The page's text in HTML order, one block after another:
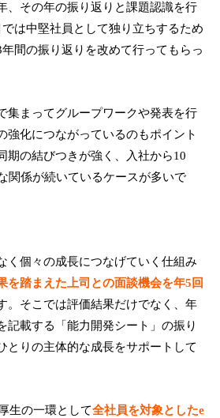
、その年の振り返りと課題認識を行
は中堅社員として独り立ちするため
間の振り返りを改めて行ってもらっ
集まってグループワークや発表を行
強化につながっているのもポイント
期の結びつきが強く、入社から10
関係が続いているケースが多いで
く個々の成長につなげていく仕組み
を踏まえた上司との面談機会を年5回
。そこでは評価結果だけでなく、年
記載する「能力開発シート」の振り
とりの主体的な成長をサポートして
生の一環として全社員を対象としたe